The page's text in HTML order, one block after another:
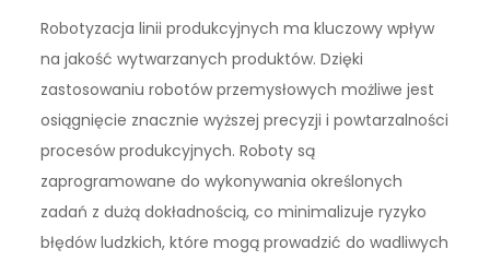
Robotyzacja linii produkcyjnych ma kluczowy wpływ
na jakość wytwarzanych produktów. Dzięki
zastosowaniu robotów przemysłowych możliwe jest
osiągnięcie znacznie wyższej precyzji i powtarzalności
procesów produkcyjnych. Roboty są
zaprogramowane do wykonywania określonych
zadań z dużą dokładnością, co minimalizuje ryzyko
błędów ludzkich, które mogą prowadzić do wadliwych